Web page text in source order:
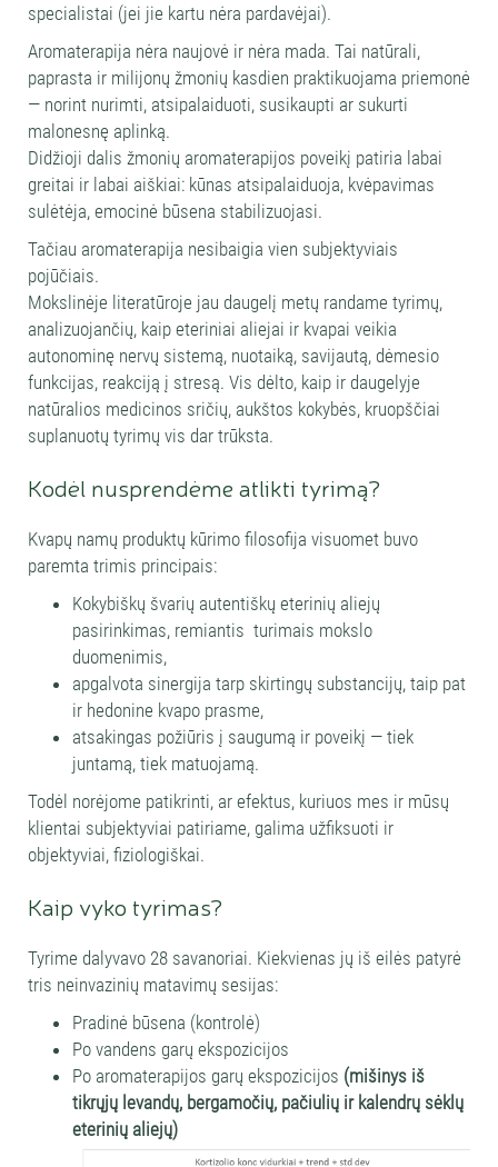
specialistai (jei jie kartu nėra pardavėjai).
Aromaterapija nėra naujovė ir nėra mada. Tai natūrali,
paprasta ir milijonų žmonių kasdien praktikuojama priemonė
— norint nurimti, atsipalaiduoti, susikaupti ar sukurti
malonesnę aplinką.
Didžioji dalis žmonių aromaterapijos poveikį patiria labai
greitai ir labai aiškiai: kūnas atsipalaiduoja, kvėpavimas
sulėtėja, emocinė būsena stabilizuojasi.
Tačiau aromaterapija nesibaigia vien subjektyviais
pojūčiais.
Mokslinėje literatūroje jau daugelį metų randame tyrimų,
analizuojančių, kaip eteriniai aliejai ir kvapai veikia
autonominę nervų sistemą, nuotaiką, savijautą, dėmesio
funkcijas, reakciją į stresą. Vis dėlto, kaip ir daugelyje
natūralios medicinos sričių, aukštos kokybės, kruopščiai
suplanuotų tyrimų vis dar trūksta.
Kodėl nusprendėme atlikti tyrimą?
Kvapų namų produktų kūrimo filosofija visuomet buvo
paremta trimis principais:
Kokybiškų švarių autentiškų eterinių aliejų
pasirinkimas, remiantis turimais mokslo
duomenimis,
apgalvota sinergija tarp skirtingų substancijų, taip pat
ir hedonine kvapo prasme,
atsakingas požiūris į saugumą ir poveikį — tiek
juntamą, tiek matuojamą.
Todėl norėjome patikrinti, ar efektus, kuriuos mes ir mūsų
klientai subjektyviai patiriame, galima užfiksuoti ir
objektyviai, fiziologiškai.
Kaip vyko tyrimas?
Tyrime dalyvavo 28 savanoriai. Kiekvienas jų iš eilės patyrė
tris neinvazinių matavimų sesijas:
Pradinė būsena (kontrolė)
Po vandens garų ekspozicijos
Po aromaterapijos garų ekspozicijos (mišinys iš
tikrųjų levandų, bergamočių, pačiulių ir kalendrų sėklų
eterinių aliejų)